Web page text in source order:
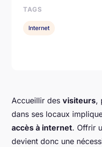
Accueillir des visiteurs,
dans ses locaux
accès à internet. Offrir
devient donc une
TAGS
Internet